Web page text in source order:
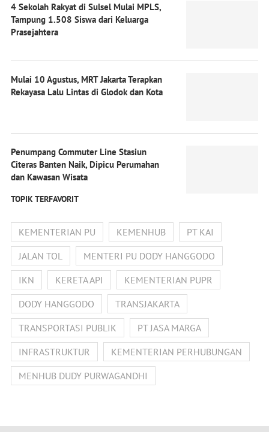
4 Sekolah Rakyat di Sulsel Mulai MPLS,
Tampung 1.508 Siswa dari Keluarga
Prasejahtera
Mulai 10 Agustus, MRT Jakarta Terapkan
Rekayasa Lalu Lintas di Glodok dan Kota
Penumpang Commuter Line Stasiun
Citeras Banten Naik, Dipicu Perumahan
dan Kawasan Wisata
TOPIK TERFAVORIT
KEMENTERIAN PU KEMENHUB
PT KAI
JALAN TOL
MENTERI PU DODY HANGGODO
IKN
KERETA API
KEMENTERIAN PUPR
DODY HANGGODO
TRANSJAKARTA
TRANSPORTASI PUBLIK
PT JASA MARGA
INFRASTRUKTUR
KEMENTERIAN PERHUBUNGAN
MENHUB DUDY PURWAGANDHI